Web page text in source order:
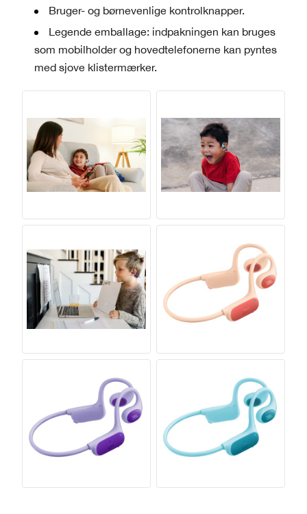
Bruger- og børnevenlige kontrolknapper.
Legende emballage: indpakningen kan bruges
som mobilholder og hovedtelefonerne kan pyntes
med sjove klistermærker.